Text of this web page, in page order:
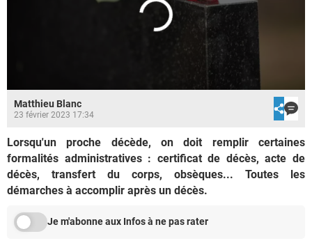
Matthieu Blanc
23 février 2023 17:34
Lorsqu'un proche décède, on doit remplir certaines
formalités administratives : certificat de décès, acte de
décès, transfert du corps, obsèques... Toutes les
démarches à accomplir après un décès.
Je m'abonne aux Infos à ne pas rater